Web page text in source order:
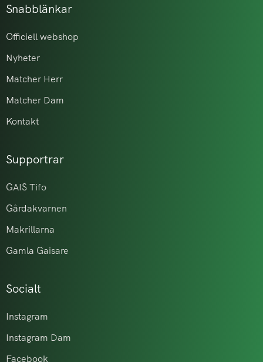
Snabblänkar
Officiell webshop
Nyheter
Matcher Herr
Matcher Dam
Kontakt
Supportrar
GAIS Tifo
Gårdakvarnen
Makrillarna
Gamla Gaisare
Socialt
Instagram
Instagram Dam
Facebook